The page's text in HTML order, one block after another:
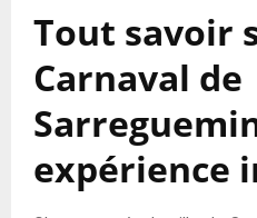
Tout savoir
Carnaval de
expérience